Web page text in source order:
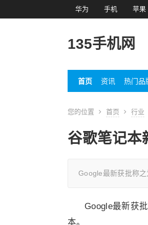
华为 手机 苹果
135手机网
首页 资讯 热门品
您的位置 首页 行业
谷歌笔记本
Google最新获批称之
Google最新获
本。